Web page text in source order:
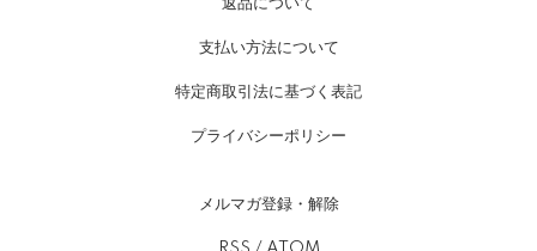
返品について
支払い方法について
特定商取引法に基づく表記
プライバシーポリシー
メルマガ登録・解除